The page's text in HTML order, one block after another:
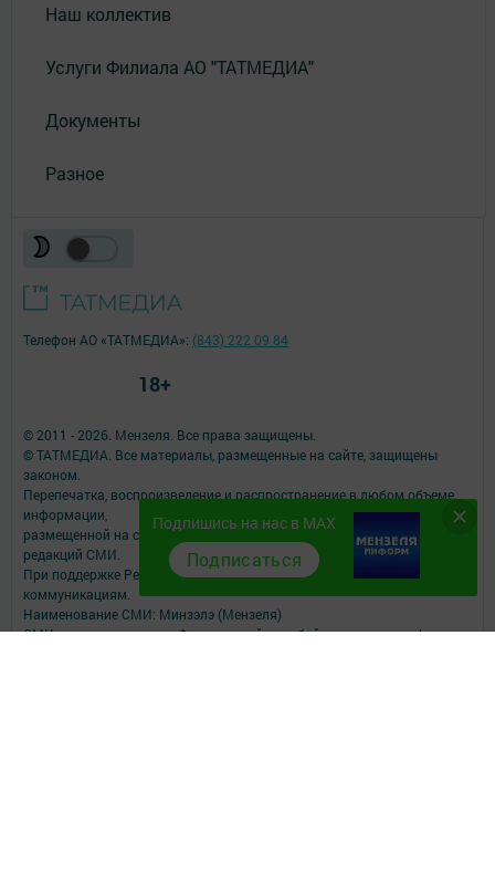
Наш коллектив
Услуги Филиала АО "ТАТМЕДИА"
Документы
Разное
Подпишись на нас в MAX
Подписаться
© 2011 - 2026. Мензеля. Все права защищены.
© ТАТМЕДИА. Все материалы, размещенные на сайте, защищены
законом.
Перепечатка, воспроизведение и распространение в любом объеме
информации,
размещенной на сайте, возможна только с письменного согласия
редакций СМИ.
При поддержке Республиканского агентства по печати и массовым
коммуникациям.
Наименование СМИ: Минзэлэ (Мензеля)
СМИ зарегистрировано Федеральной службой по надзору в сфере
Телефон АО «ТАТМЕДИА»: (843) 222 09 84
18+